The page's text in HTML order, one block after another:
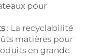
pour
: La recyclabilité
matières pour
en grande